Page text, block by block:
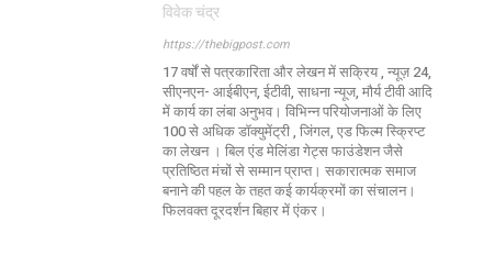
विवेक चंद्र
https://thebigpost.com
17 वर्षों से पत्रकारिता और लेखन में सक्रिय , न्यूज़ 24,
सीएनएन- आईबीएन, ईटीवी, साधना न्यूज, मौर्य टीवी आदि
में कार्य का लंबा अनुभव। विभिन्न परियोजनाओं के लिए
100 से अधिक डॉक्युमेंट्री , जिंगल, एड फिल्म स्क्रिप्ट
का लेखन । बिल एंड मेलिंडा गेट्स फाउंडेशन जैसे
प्रतिष्ठित मंचों से सम्मान प्राप्त। सकारात्मक समाज
बनाने की पहल के तहत कई कार्यक्रमों का संचालन।
फिलवक्त दूरदर्शन बिहार में एंकर।